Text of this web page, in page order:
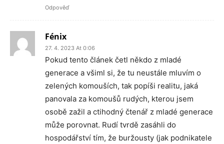
Odpověď
Fénix
27. 4. 2023 At 0:06
Pokud tento článek četl někdo z mladé
generace a všiml si, že tu neustále mluvím o
zelených komouších, tak popíši realitu, jaká
panovala za komoušů rudých, kterou jsem
osobě zažil a ctihodný čtenář z mladé generace
může porovnat. Rudí tvrdě zasáhli do
hospodářství tím, že buržousty (jak podnikatele